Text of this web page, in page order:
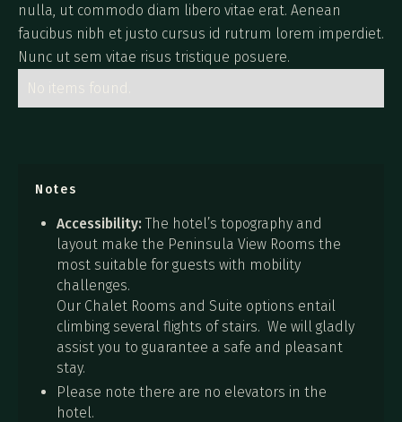
nulla, ut commodo diam libero vitae erat. Aenean
faucibus nibh et justo cursus id rutrum lorem imperdiet.
Nunc ut sem vitae risus tristique posuere.
No items found.
Notes
Accessibility:The hotel’s topography and
layout make the Peninsula View Rooms the
most suitable for guests with mobility
challenges.
Our Chalet Rooms and Suite options entail
climbing several flights of stairs. We will gladly
assist you to guarantee a safe and pleasant
stay.
Please note there are no elevators in the
hotel.